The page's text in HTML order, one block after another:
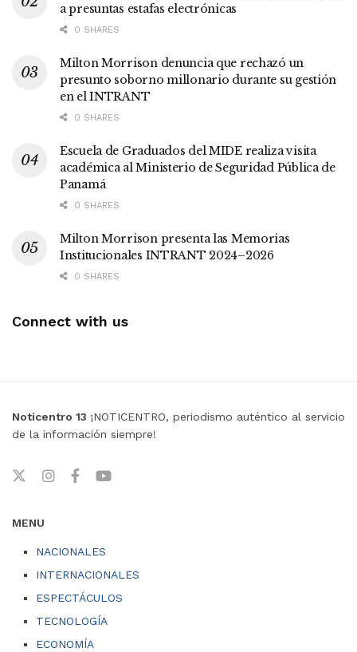
a presuntas estafas electrónicas
0 SHARES
Milton Morrison denuncia que rechazó un
presunto soborno millonario durante su gestión
en el INTRANT
0 SHARES
Escuela de Graduados del MIDE realiza visita
académica al Ministerio de Seguridad Pública de
Panamá
0 SHARES
Milton Morrison presenta las Memorias
Institucionales INTRANT 2024–2026
0 SHARES
Connect with us
Noticentro 13 ¡NOTICENTRO, periodismo auténtico al servicio
de la información siempre!
MENU
NACIONALES
INTERNACIONALES
ESPECTÁCULOS
TECNOLOGÍA
ECONOMÍA